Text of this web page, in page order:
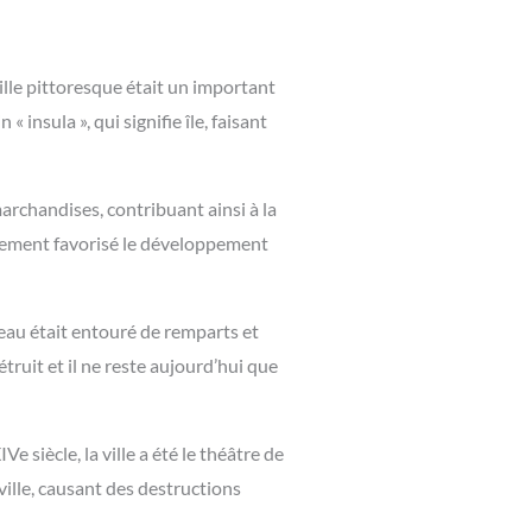
pittoresque était un important
insula », qui signifie île, faisant
contribuant ainsi à la
favorisé le développement
était entouré de remparts et
et il ne reste aujourd’hui que
siècle, la ville a été le théâtre de
causant des destructions